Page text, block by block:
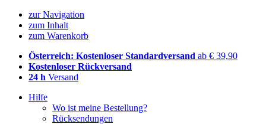
zur Navigation
zum Inhalt
zum Warenkorb
Österreich: Kostenloser Standardversand ab € 39,90
Kostenloser Rückversand
24 h Versand
Hilfe
Wo ist meine Bestellung?
Rücksendungen